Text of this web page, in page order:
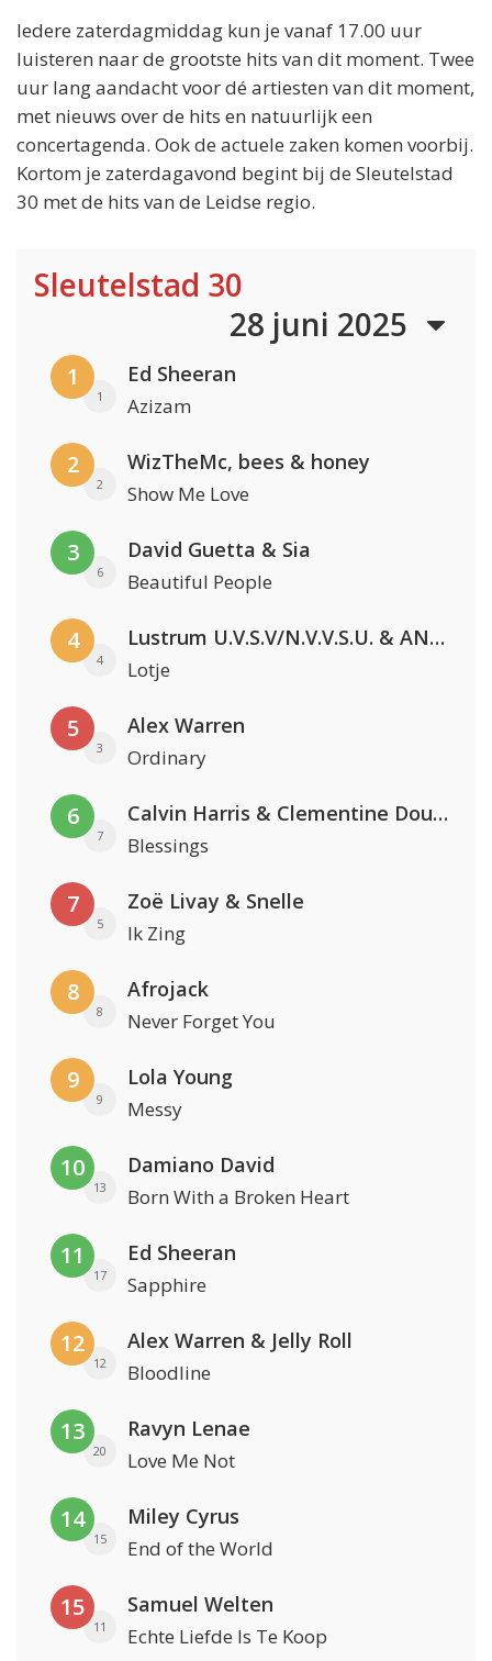
Iedere zaterdagmiddag kun je vanaf 17.00 uur
luisteren naar de grootste hits van dit moment. Twee
uur lang aandacht voor dé artiesten van dit moment,
met nieuws over de hits en natuurlijk een
concertagenda. Ook de actuele zaken komen voorbij.
Kortom je zaterdagavond begint bij de Sleutelstad
30 met de hits van de Leidse regio.
Sleutelstad 30
28 juni 2025
1
1
Ed Sheeran
Azizam
2
2
WizTheMc, bees & honey
Show Me Love
3
6
David Guetta & Sia
Beautiful People
4
4
Lustrum U.V.S.V/N.V.V.S.U. & ANNO ONS & Jopke van Dobbenburgh & Roeland Beelen
Lotje
5
3
Alex Warren
Ordinary
6
7
Calvin Harris & Clementine Douglas
Blessings
7
5
Zoë Livay & Snelle
Ik Zing
8
8
Afrojack
Never Forget You
9
9
Lola Young
Messy
10
13
Damiano David
Born With a Broken Heart
11
17
Ed Sheeran
Sapphire
12
12
Alex Warren & Jelly Roll
Bloodline
13
20
Ravyn Lenae
Love Me Not
14
15
Miley Cyrus
End of the World
15
11
Samuel Welten
Echte Liefde Is Te Koop